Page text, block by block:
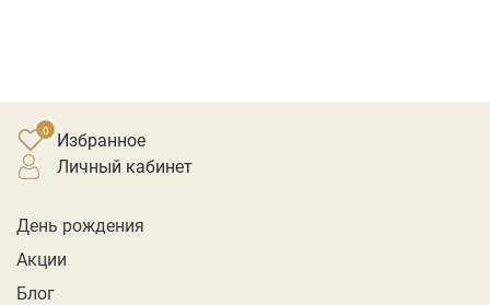
Избранное
личный кабинет
День рождения
Акции
Блог